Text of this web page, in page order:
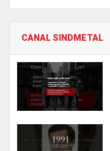
CANAL SINDMETAL